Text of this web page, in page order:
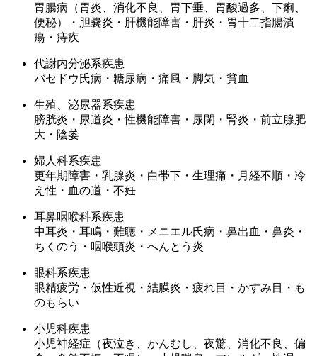
胃腸病（胃炎、消化不良、胃下垂、胃酸過多、下痢、
便秘）・胆嚢炎・肝機能障害・肝炎・胃十二指腸潰
瘍・痔疾
代謝内分泌系疾患
バセドウ氏病・糖尿病・痛風・脚気・貧血
生殖、泌尿器系疾患
膀胱炎・尿道炎・性機能障害・尿閉・腎炎・前立腺肥
大・陰萎
婦人科系疾患
更年期障害・乳腺炎・白帯下・生理痛・月経不順・冷
え性・血の道・不妊
耳鼻咽喉科系疾患
中耳炎・耳鳴・難聴・メニエル氏病・鼻出血・鼻炎・
ちくのう・咽喉頭炎・へんとう炎
眼科系疾患
眼精疲労・仮性近視・結膜炎・疲れ目・かすみ目・も
のもらい
小児科疾患
小児神経症（夜泣き、かんむし、夜驚、消化不良、偏